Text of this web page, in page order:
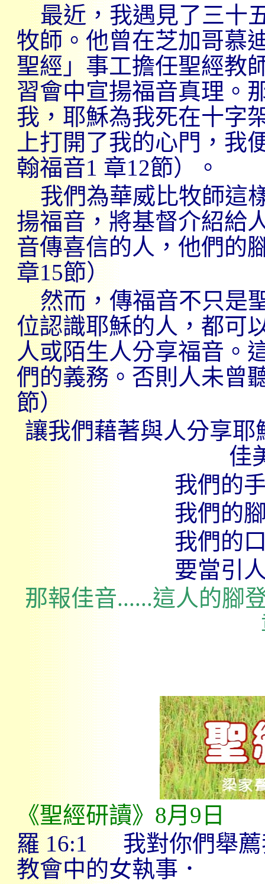
最近，我遇見了三十
牧師。他曾在芝加哥慕
聖經」事工擔任聖經教
習會中宣揚福音真理。
我，耶穌為我死在十字
上打開了我的心門，我
翰福音1章12節）。
我們為華威比牧師這
揚福音，將基督介紹給
音傳喜信的人，他們的
章15節）
然而，傳福音不只是
位認識耶穌的人，都可
人或陌生人分享福音。
們的義務。否則人未曾
節）
讓我們藉著與人分享
佳
我們的
我們的
我們的
要當引
那報佳音......這人的腳
《聖經研讀》 8月 9 日
羅16:1我對你們舉
教會中的女執事．